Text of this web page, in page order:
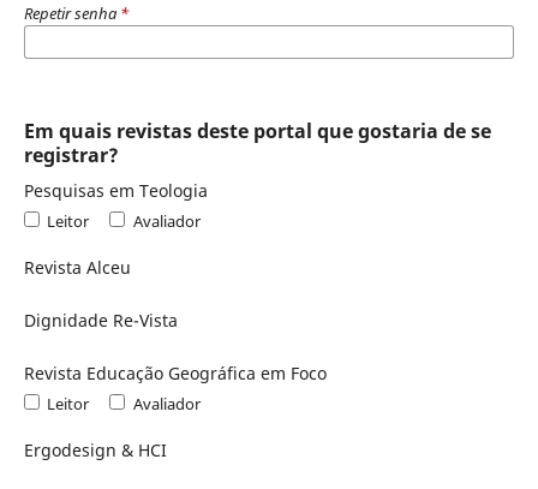
Repetir senha *
Em quais revistas deste portal que gostaria de se
registrar?
Pesquisas em Teologia
Leitor Avaliador
Revista Alceu
Dignidade Re-Vista
Revista Educação Geográfica em Foco
Leitor Avaliador
Ergodesign & HCI